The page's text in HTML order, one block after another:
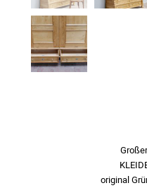
original